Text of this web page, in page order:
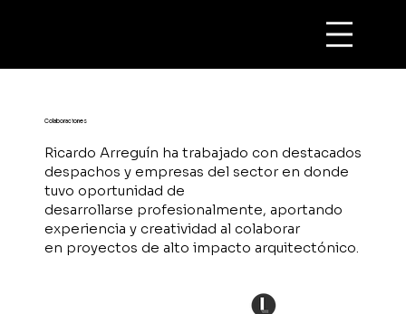
Colaboraciones
Ricardo Arreguín ha trabajado con destacados
despachos y empresas del sector en donde
tuvo oportunidad de
desarrollarse profesionalmente, aportando
experiencia y creatividad al colaborar
en proyectos de alto impacto arquitectónico.